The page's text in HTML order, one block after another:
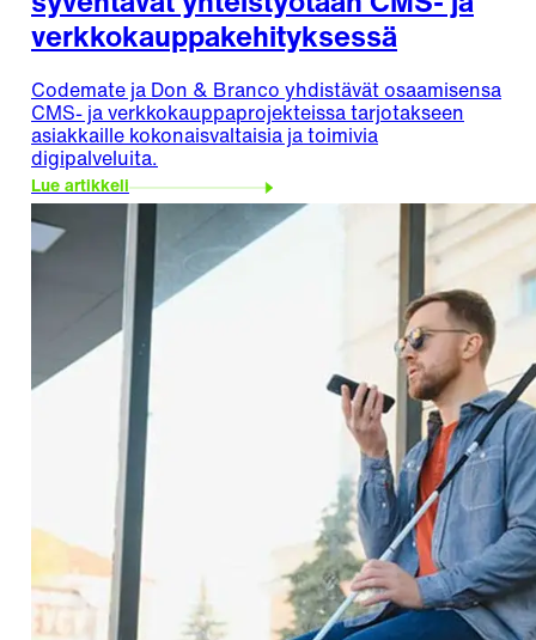
verkkokauppakehityksessä
Codemate ja Don & Branco yhdistävät osaamisensa
CMS- ja verkkokauppaprojekteissa tarjotakseen
asiakkaille kokonaisvaltaisia ja toimivia
digipalveluita.
Lue artikkeli